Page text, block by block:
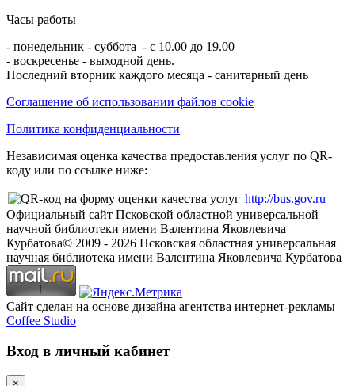
Часы работы
- понедельник - суббота - с 10.00 до 19.00
- воскресенье - выходной день.
Последний вторник каждого месяца - санитарный день
Соглашение об использовании файлов cookie
Политика конфиденциальности
Независимая оценка качества предоставления услуг по QR-
коду или по ссылке ниже:
http://bus.gov.ru
Официальный сайт Псковской областной универсальной
научной библиотеки имени Валентина Яковлевича
Курбатова© 2009 - 2026 Псковская областная универсальная
научная библиотека имени Валентина Яковлевича Курбатова
Сайт сделан на основе дизайна агентства интернет-рекламы
Coffee Studio
Вход в личный кабинет
×